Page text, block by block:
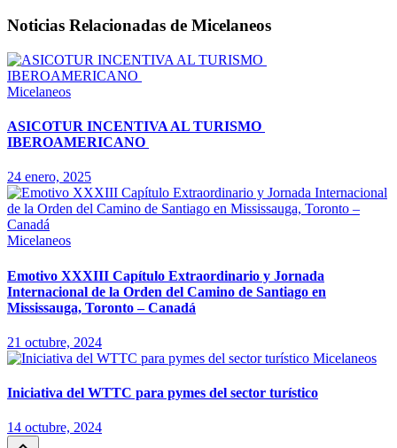
Noticias Relacionadas de Micelaneos
Micelaneos
ASICOTUR INCENTIVA AL TURISMO
IBEROAMERICANO
24 enero, 2025
Micelaneos
Emotivo XXXIII Capítulo Extraordinario y Jornada
Internacional de la Orden del Camino de Santiago en
Mississauga, Toronto – Canadá
21 octubre, 2024
Micelaneos
Iniciativa del WTTC para pymes del sector turístico
14 octubre, 2024